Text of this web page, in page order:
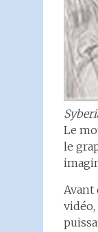
Le
le
Avant